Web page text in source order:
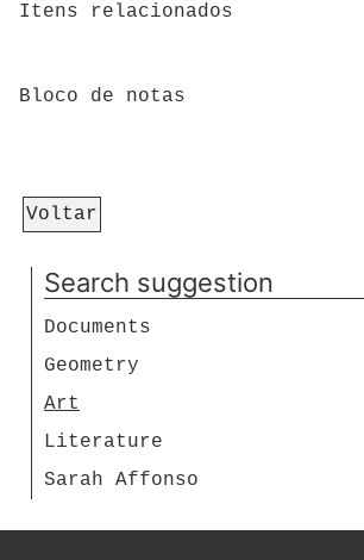
Itens relacionados
Bloco de notas
Voltar
Search suggestion
Documents
Geometry
Art
Literature
Sarah Affonso